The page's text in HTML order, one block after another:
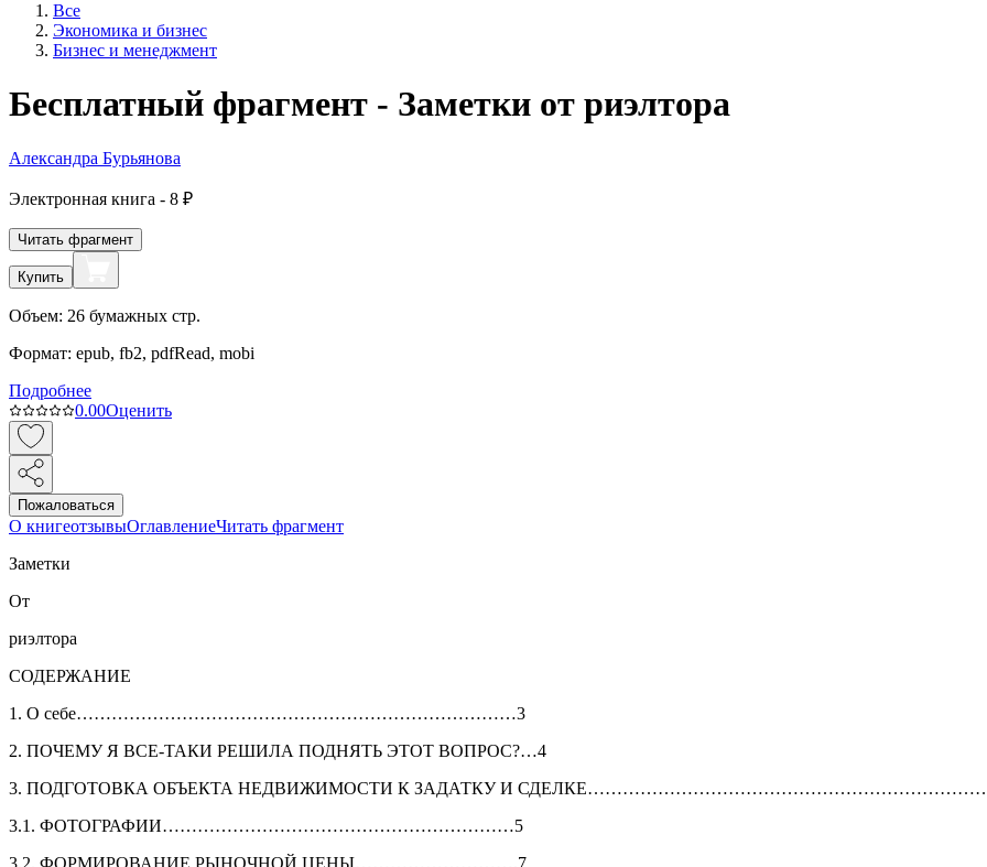
Все
Экономика и бизнес
Бизнес и менеджмент
Бесплатный фрагмент - Заметки от риэлтора
Александра Бурьянова
Электронная книга - 8 ₽
Читать фрагмент
Купить
Объем: 26 бумажных стр.
Формат: epub, fb2, pdfRead, mobi
Подробнее
0.00Оценить
Пожаловаться
О книгеотзывыОглавлениеЧитать фрагмент
Заметки
От
риэлтора
СОДЕРЖАНИЕ
1. О себе…………………………………………………………………3
2. ПОЧЕМУ Я ВСЕ-ТАКИ РЕШИЛА ПОДНЯТЬ ЭТОТ ВОПРОС?…4
3. ПОДГОТОВКА ОБЪЕКТА НЕДВИЖИМОСТИ К ЗАДАТКУ И
3.1. ФОТОГРАФИИ……………………………………………………5
3.2. ФОРМИРОВАНИЕ РЫНОЧНОЙ ЦЕНЫ……………………….7